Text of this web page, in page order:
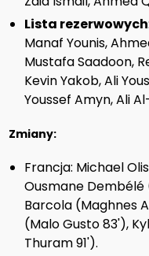
Lista rezerwowych
Manaf Younis,
Mustafa Saadoon,
Kevin Yakob, Ali
Youssef Amyn, Ali
Zmiany:
Francja: Michael
Ousmane Dembélé
Barcola (Maghnes
(Malo Gusto 83'),
Thuram 91').